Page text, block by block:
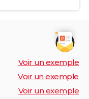
Voir un exemple
Voir un exemple
Voir un exemple